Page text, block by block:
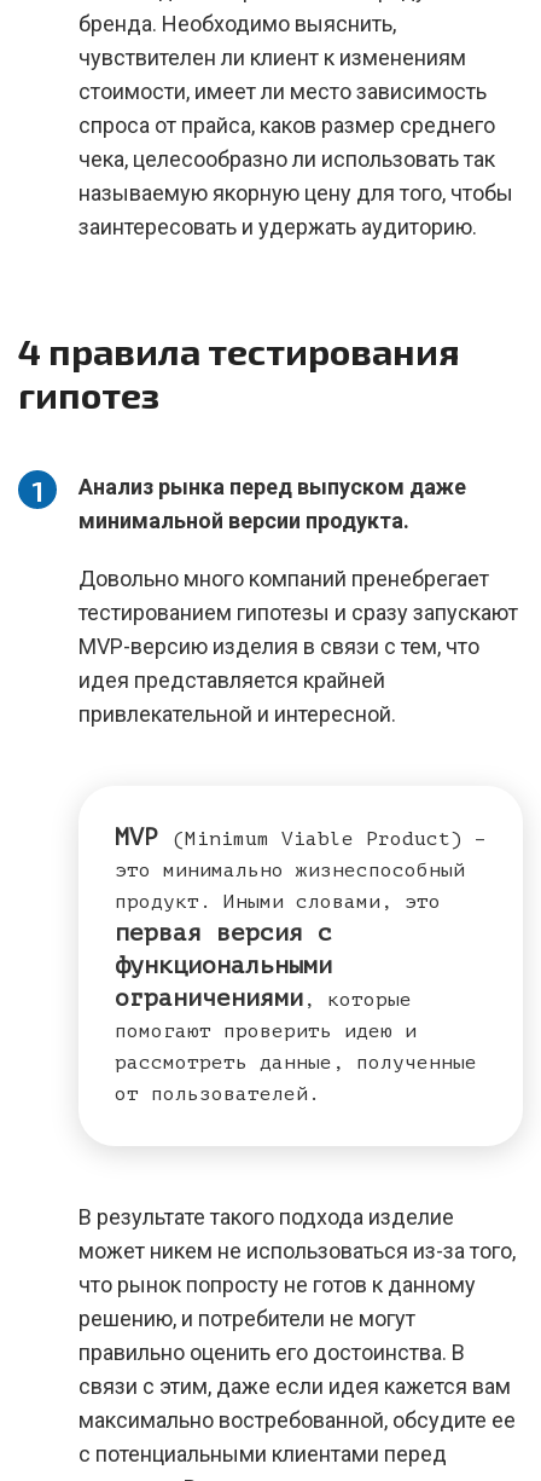
бренда. Необходимо выяснить,
чувствителен ли клиент к изменениям
стоимости, имеет ли место зависимость
спроса от прайса, каков размер среднего
чека, целесообразно ли использовать так
называемую якорную цену для того, чтобы
заинтересовать и удержать аудиторию.
4 правила тестирования
гипотез
Анализ рынка перед выпуском даже
минимальной версии продукта.
Довольно много компаний пренебрегает
тестированием гипотезы и сразу запускают
MVP-версию изделия в связи с тем, что
идея представляется крайней
привлекательной и интересной.
MVP
(Minimum Viable Product) –
это минимально жизнеспособный
продукт. Иными словами, это
первая версия с
функциональными
ограничениями , которые
помогают проверить идею и
рассмотреть данные, полученные
от пользователей.
В результате такого подхода изделие
может никем не использоваться из-за того,
что рынок попросту не готов к данному
решению, и потребители не могут
правильно оценить его достоинства. В
связи с этим, даже если идея кажется вам
максимально востребованной, обсудите ее
с потенциальными клиентами перед